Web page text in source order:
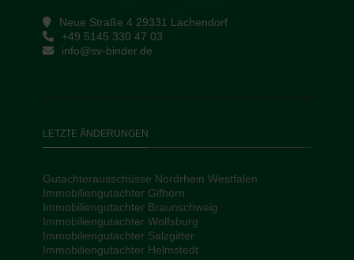
Neue Straße 4 29331 Lachendorf
+49 5145 330 47 03
info@sv-binder.de
LETZTE ÄNDERUNGEN
Gutachterausschüsse Nordrhein Westfalen
Immobiliengutachter Gifhorn
Immobiliengutachter Braunschweig
Immobiliengutachter Wolfsburg
Immobiliengutachter Salzgitter
Immobiliengutachter Helmstedt